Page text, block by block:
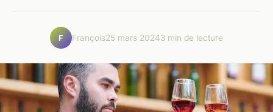
F François25 mars 20243 min de lecture